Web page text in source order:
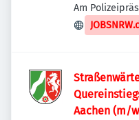
Am
Deutschland
Quereinstiegs für die
Aachen (m/